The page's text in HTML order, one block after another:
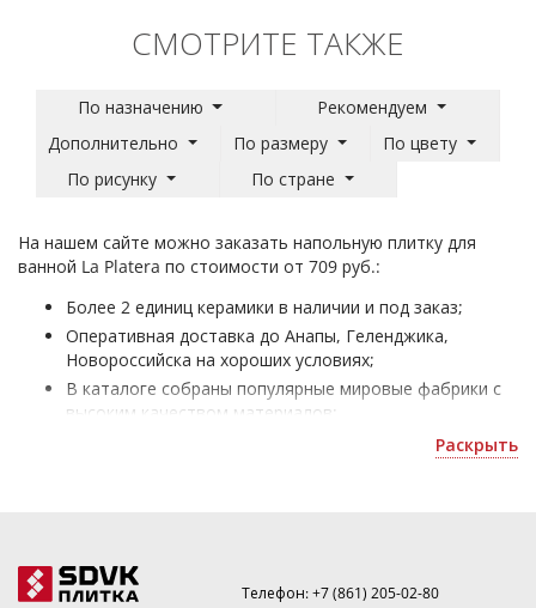
СМОТРИТЕ ТАКЖЕ
По назначению
Рекомендуем
Дополнительно
По размеру
По цвету
По рисунку
По стране
На нашем сайте можно заказать напольную плитку для
ванной La Platera по стоимости от 709 руб.:
Более 2 единиц керамики в наличии и под заказ;
Оперативная доставка до Анапы, Геленджика,
Новороссийска на хороших условиях;
В каталоге собраны популярные мировые фабрики с
высоким качеством материалов;
Керамическая плитка в ванную комнату на пол - для
Раскрыть
Телефон:+7 (861) 205-02-80